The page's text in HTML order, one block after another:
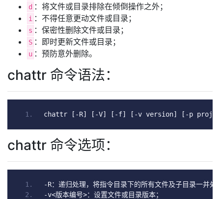
d ：将文件或目录排除在倾倒操作之外；
i ：不得任意更动文件或目录；
s ：保密性删除文件或目录；
S ：即时更新文件或目录；
u ：预防意外删除。
chattr 命令语法：
chattr [-R] [-V] [-f] [-v version] [-p
chattr 命令选项：
-R：递归处理，将指令目录下的所有文件及子目录一并处
-v<版本编号>：设置文件或目录版本；